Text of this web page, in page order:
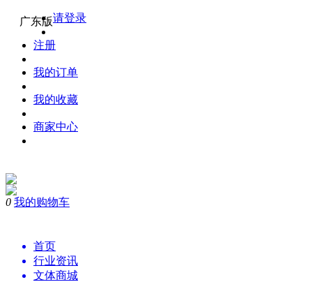
广东版请登录
注册
我的订单
我的收藏
商家中心
0 我的购物车
首页
行业资讯
文体商城